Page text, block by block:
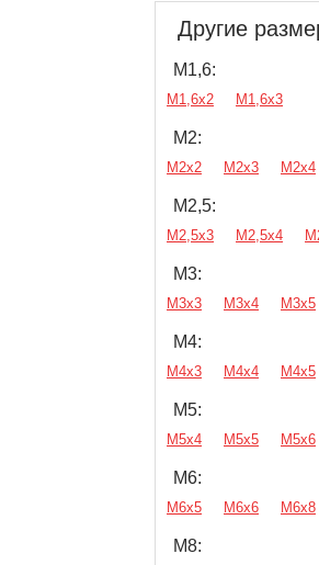
Другие
М1,6:
М1,6х2 М1,6х3
М2:
М2х2 М2х3 М2х4
М2,5:
М2,5х3 М2,5х4
М3:
М3х3 М3х4 М3х5
М4:
М4х3 М4х4 М4х5
М5:
М5х4 М5х5 М5х6
М6:
М6х5 М6х6 М6х8
М8: